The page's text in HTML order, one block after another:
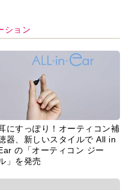
ション
にすっぽり！オーティコン補
器、新しいスタイルで All in
の「オーティコン ジー
」を発売